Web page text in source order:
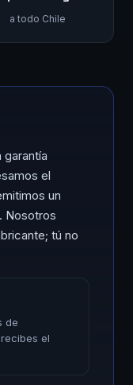
a todo Chile
el
un
. Nosotros
tú no
de
el